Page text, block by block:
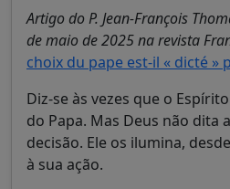
Artigo do P. Jean-François
de maio de 2025 na revista
choix du pape est-il « dicté »
Diz-se às vezes que o
do Papa. Mas Deus não dita
decisão. Ele os ilumina,
à sua ação.